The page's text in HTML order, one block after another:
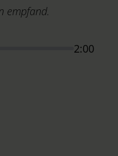
empfand.
2:00